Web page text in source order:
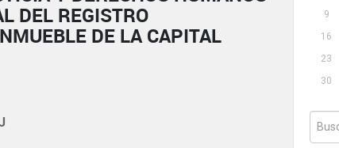
9
16
23
30
DEL REGISTRO
DE LA CAPITAL